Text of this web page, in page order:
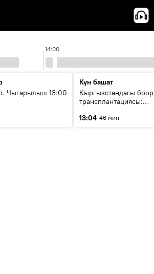
14:00
Чыгарылыш 13:00
Күн башат
Кыргызстандагы боор
трансплантациясы:
келечеги
13:04 46 мин